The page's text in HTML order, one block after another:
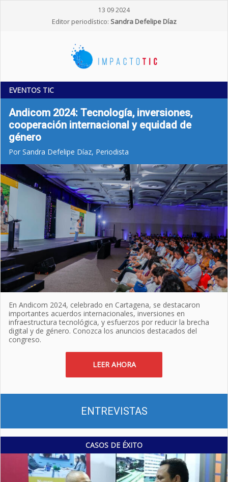
13 09 2024
Editor periodístico: Sandra Defelipe Díaz
EVENTOS TIC
Andicom 2024: Tecnología, inversiones,
cooperación internacional y equidad de
género
Por Sandra Defelipe Díaz, Periodista
En Andicom 2024, celebrado en Cartagena, se destacaron
importantes acuerdos internacionales, inversiones en
infraestructura tecnológica, y esfuerzos por reducir la brecha
digital y de género. Conozca los anuncios destacados del
congreso.
LEER AHORA
ENTREVISTAS
CASOS DE ÉXITO